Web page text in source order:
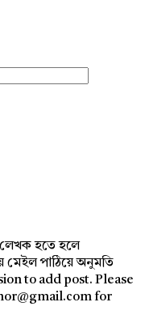
লেখক হতে হলে
পাঠিয়ে অনুমতি
to add post. Please
for